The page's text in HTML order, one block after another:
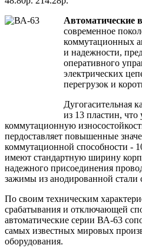
Автоматические
современное
коммутационных
и надежности,
оперативного
электрических
перегрузок и
Дугогасительная
из 13 пластин, что
коммутационную
пердоставляет повышенные
коммутационной способности -
имеют стандартную ширину
надежного присоединения
зажимы из анодированной стали
По своим техническим
срабатывания и отключающей
автоматические серии ВА-63
самых известных мировых
оборудования.